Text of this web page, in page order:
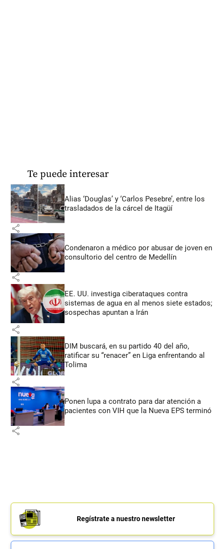
Te puede interesar
Alias ‘Douglas’ y ‘Carlos Pesebre’, entre los
trasladados de la cárcel de Itagüí
share
Condenaron a médico por abusar de joven en
consultorio del centro de Medellín
share
EE. UU. investiga ciberataques contra
sistemas de agua en al menos siete estados;
sospechas apuntan a Irán
share
DIM buscará, en su partido 40 del año,
ratificar su “renacer” en Liga enfrentando al
Tolima
share
Ponen lupa a contrato para dar atención a
pacientes con VIH que la Nueva EPS terminó
share
Regístrate a nuestro newsletter